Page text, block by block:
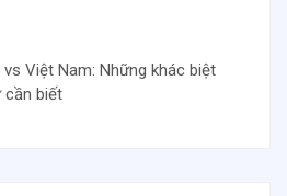
Việt Nam: Những khác biệt
cần biết